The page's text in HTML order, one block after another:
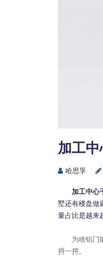
加工
哈思孚
加工中心
墅还有楼盘做
量占比是越来
为啥铝门能
捋一捋。